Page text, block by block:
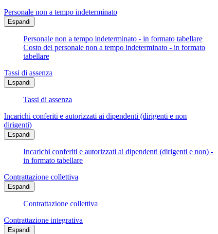
Personale non a tempo indeterminato
Espandi
Personale non a tempo indeterminato - in formato tabellare
Costo del personale non a tempo indeterminato - in formato
tabellare
Tassi di assenza
Espandi
Tassi di assenza
Incarichi conferiti e autorizzati ai dipendenti (dirigenti e non
dirigenti)
Espandi
Incarichi conferiti e autorizzati ai dipendenti (dirigenti e non) -
in formato tabellare
Contrattazione collettiva
Espandi
Contrattazione collettiva
Contrattazione integrativa
Espandi